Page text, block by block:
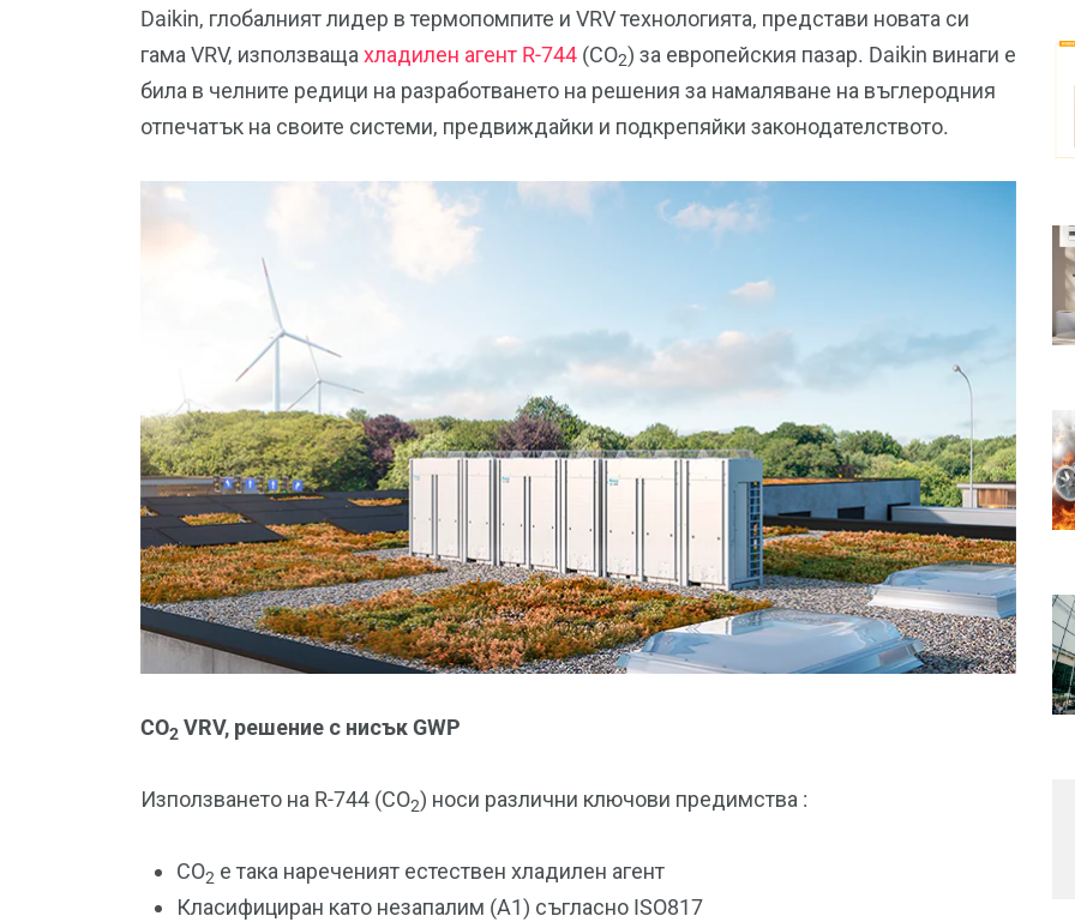
Daikin, глобалният лидер в термопомпите и VRV технологията, представи новата си
гама VRV, използваща хладилен агент R-744 (CO2) за европейския пазар. Daikin винаги е
била в челните редици на разработването на решения за намаляване на въглеродния
отпечатък на своите системи, предвиждайки и подкрепяйки законодателството.
CO2 VRV, решение с нисък GWP
Използването на R-744 (CO2) носи различни ключови предимства :
CO2 е така нареченият естествен хладилен агент
Класифициран като незапалим (A1) съгласно ISO817